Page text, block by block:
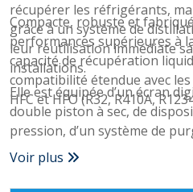
récupérer les réfrigérants,
grâce à un système de
leur réutilisation immédiate
installations.
Compacte, robuste et
performances supérieures à
capacité de récupération
compatibilité étendue avec les
HFC et HFO (R32, R410A,
Elle est équipée d’un écran
double piston à sec, de
pression, d’un système de
filtre déshydrateur avec
Voir plus